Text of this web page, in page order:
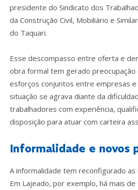
presidente do Sindicato dos
da Construção Civil, Mobiliário e
do Taquari.
Esse descompasso entre oferta e
obra formal tem gerado preocupação
esforços conjuntos entre empresas e
situação se agrava diante da
trabalhadores com experiência,
disposição para atuar com carteira
Informalidade e novos
A informalidade tem reconfigurado
Em Lajeado, por exemplo, há mais de